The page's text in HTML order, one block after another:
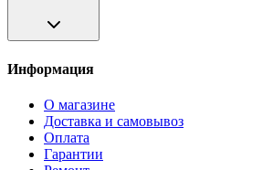
Информация
О магазине
Доставка и самовывоз
Оплата
Гарантии